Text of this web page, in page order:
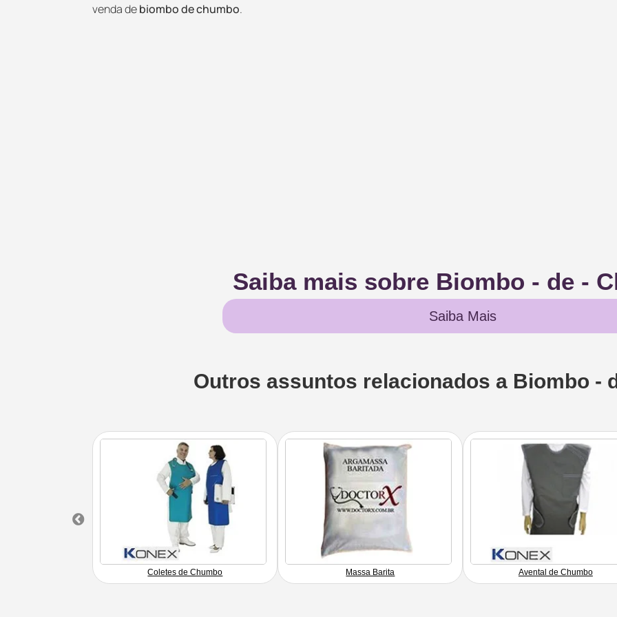
venda debiombo de chumbo.
Saiba mais sobre Biombo - de -
Saiba Mais
Outros assuntos relacionados a Biombo -
Coletes de Chumbo Massa Barita Avental de Chumbo